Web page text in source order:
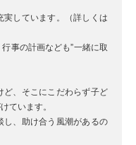
実しています。（詳しくは
事の計画なども”一緒に取
ど、そこにこだわらず子ど
ています。
し、助け合う風潮があるの